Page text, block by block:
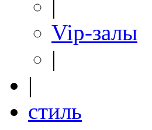
|
Vip-залы
|
|
стиль